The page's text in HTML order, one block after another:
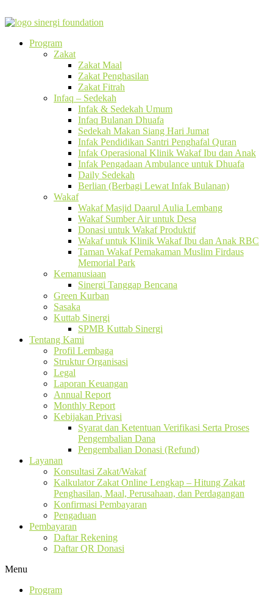
Program
Zakat
Zakat Maal
Zakat Penghasilan
Zakat Fitrah
Infaq – Sedekah
Infak & Sedekah Umum
Infaq Bulanan Dhuafa
Sedekah Makan Siang Hari Jumat
Infak Pendidikan Santri Penghafal Quran
Infak Operasional Klinik Wakaf Ibu dan Anak
Infak Pengadaan Ambulance untuk Dhuafa
Daily Sedekah
Berlian (Berbagi Lewat Infak Bulanan)
Wakaf
Wakaf Masjid Daarul Aulia Lembang
Wakaf Sumber Air untuk Desa
Donasi untuk Wakaf Produktif
Wakaf untuk Klinik Wakaf Ibu dan Anak RBC
Taman Wakaf Pemakaman Muslim Firdaus
Memorial Park
Kemanusiaan
Sinergi Tanggap Bencana
Green Kurban
Sasaka
Kuttab Sinergi
SPMB Kuttab Sinergi
Tentang Kami
Profil Lembaga
Struktur Organisasi
Legal
Laporan Keuangan
Annual Report
Monthly Report
Kebijakan Privasi
Syarat dan Ketentuan Verifikasi Serta Proses
Pengembalian Dana
Pengembalian Donasi (Refund)
Layanan
Konsultasi Zakat/Wakaf
Kalkulator Zakat Online Lengkap – Hitung Zakat
Penghasilan, Maal, Perusahaan, dan Perdagangan
Konfirmasi Pembayaran
Pengaduan
Pembayaran
Daftar Rekening
Daftar QR Donasi
Menu
Program